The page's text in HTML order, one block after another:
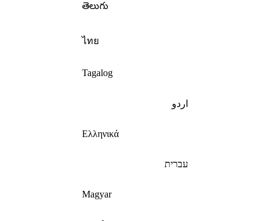
తెలుగు
ไทย
Tagalog
اردو
Ελληνικά
עברית
Magyar